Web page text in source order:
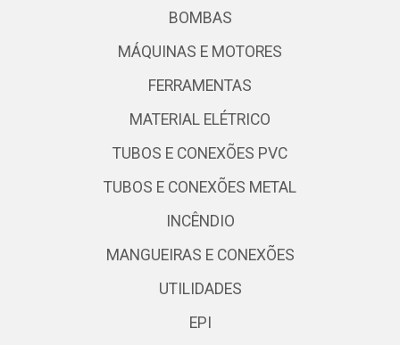
BOMBAS
MÁQUINAS E MOTORES
FERRAMENTAS
MATERIAL ELÉTRICO
TUBOS E CONEXÕES PVC
TUBOS E CONEXÕES METAL
INCÊNDIO
MANGUEIRAS E CONEXÕES
UTILIDADES
EPI